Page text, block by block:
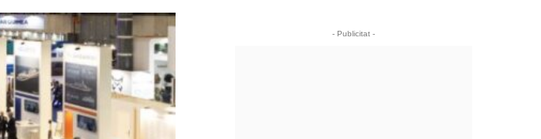
- Publicitat -